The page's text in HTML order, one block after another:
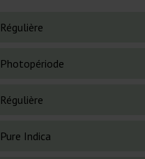
Régulière
Photopériode
Régulière
Pure Indica